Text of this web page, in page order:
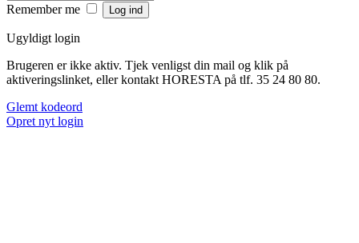
Remember me
Ugyldigt login
Brugeren er ikke aktiv. Tjek venligst din mail og klik på
aktiveringslinket, eller kontakt HORESTA på tlf. 35 24 80 80.
Glemt kodeord
Opret nyt login